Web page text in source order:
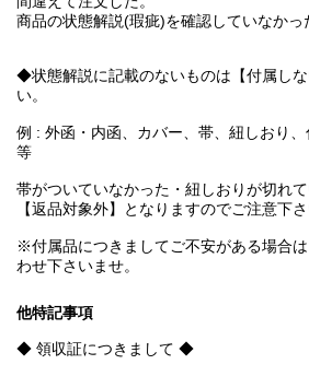
商品の状態解説(瑕疵)を確認していなかっ
◆状態解説に記載のないものは【付属し
い。
例 : 外函・内函、カバー、帯、紐しおり
等
帯がついていなかった・紐しおりが切れて
【返品対象外】となりますのでご注意下さ
※付属品につきましてご不安がある場合
わせ下さいませ。
他特記事項
◆ 領収証につきまして ◆